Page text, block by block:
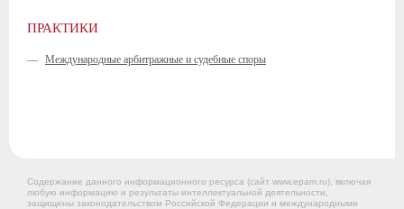
ПРАКТИКИ
— Международные арбитражные и судебные споры
Содержание данного информационного ресурса (сайт www.epam.ru), включая
любую информацию и результаты интеллектуальной деятельности,
защищены законодательством Российской Федерации и международными